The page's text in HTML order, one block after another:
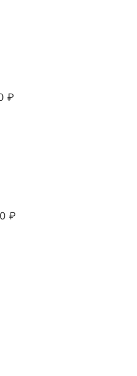
₽
₽